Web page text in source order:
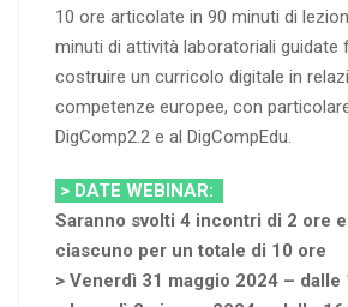
10 ore articolate in 90 minuti di
minuti di attività laboratoriali guidate
costruire un curricolo digitale in
competenze europee, con
DigComp2.2 e al DigCompEdu.
> DATE WEBINAR:
Saranno svolti 4 incontri di 2 ore
ciascuno per un totale di 10 ore
> Venerdì 31 maggio 2024 – dalle